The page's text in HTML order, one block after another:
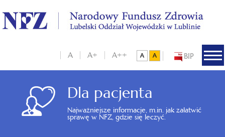
BIP
A A+ A++
Dla pacjenta
Najważniejsze informacje, m.in. jak załatwić
sprawę w NFZ, gdzie się leczyć.